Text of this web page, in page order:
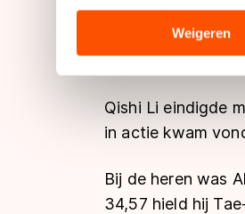
analyseren. We delen
analyse. Zij kunnen deze
hun services. Sommige
adequaat
Weigeren
Leenstra moest
38,10 de snelste
zaterdag weer
Qishi Li eindigde
in actie kwam
Bij de heren was
34,57 hield hij